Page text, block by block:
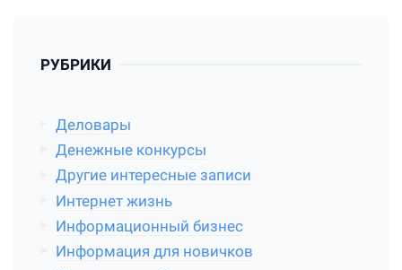
РУБРИКИ
Деловары
Денежные конкурсы
Другие интересные записи
Интернет жизнь
Информационный бизнес
Информация для новичков